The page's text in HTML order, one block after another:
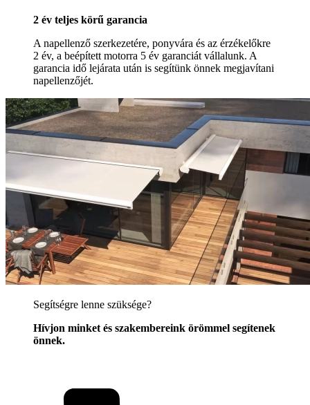
2 év teljes körű garancia
A napellenző szerkezetére, ponyvára és az érzékelőkre
2 év, a beépített motorra 5 év garanciát vállalunk. A
garancia idő lejárata után is segítünk önnek megjavítani
napellenzőjét.
Segítségre lenne szüksége?
Hívjon minket és szakembereink örömmel segítenek
önnek.